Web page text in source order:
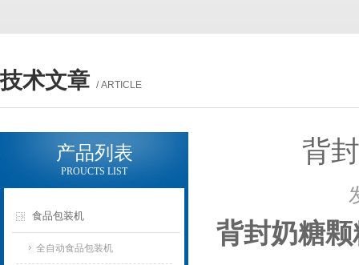
技术文章 / ARTICLE
产品列表
PROUCTS LIST
食品包装机
全自动食品包装机
背
背封奶糖